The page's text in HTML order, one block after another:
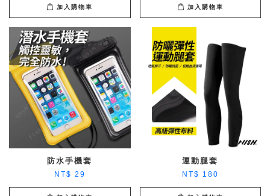
加入購物車 加入購物車
防水手機套
NT$ 29
運動腿套
NT$ 180